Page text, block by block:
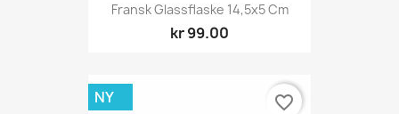
Fransk Glassflaske 14,5x5 Cm
kr 99.00
NY favorite_border